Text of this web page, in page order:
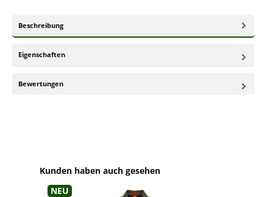
Beschreibung
Eigenschaften
Bewertungen
Produktgalerie überspringen
Kunden haben auch gesehen
Neu